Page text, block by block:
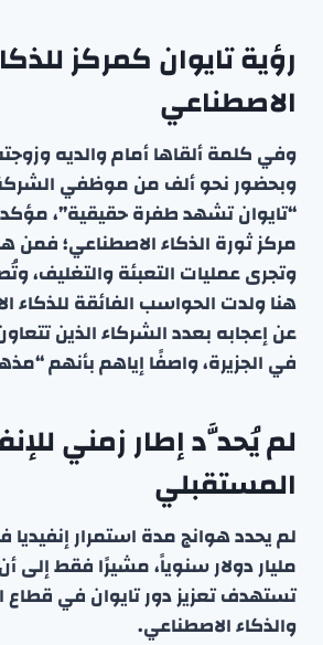
رؤية تايوان كمركز
الاصطناعي
وفي كلمة ألقاها أمام والديه
وبحضور نحو ألف من موظفي
“تايوان تشهد طفرة حقيقية”،
مركز ثورة الذكاء الاصطناعي؛ فمن
وتجرى عمليات التعبئة والتغليف،
هنا ولدت الحواسب الفائقة للذكاء
عن إعجابه بعدد الشركاء الذين
في الجزيرة، واصفًا إياهم بأنهم
لم يُحدَّد إطار زمني
المستقبلي
مليار دولار سنوياً، مشيرًا فقط إلى
تستهدف تعزيز دور تايوان في قطاع
والذكاء الاصطناعي.